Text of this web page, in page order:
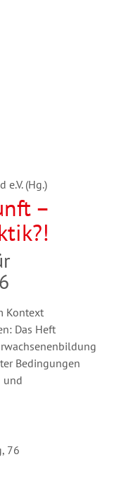
(Hg.)
–
Kontext
Das Heft
Bedingungen
und
76